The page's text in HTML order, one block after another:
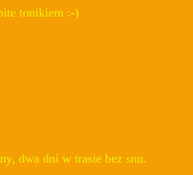
tonikiem :-)
dwa dni w trasie bez snu.